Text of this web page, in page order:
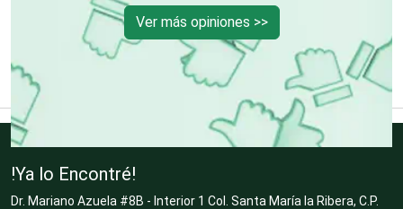
Dulcerías
Editores
Ver más opiniones >>
!Ya lo Encontré!
Dr. Mariano Azuela #8B - Interior 1 Col. Santa María la Ribera, C.P.